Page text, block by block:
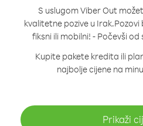
S uslugom Viber Out
kvalitetne pozive u Irak.Pozovi
fiksni ili mobilni! - Počevši
Kupite pakete kredita ili
najbolje cijene na
Prikaži